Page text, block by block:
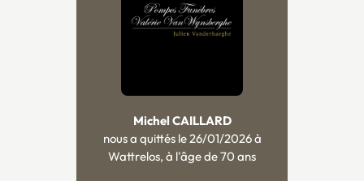
Michel CAILLARD
nous a quittés le 26/01/2026 à
Wattrelos, à l'âge de 70 ans